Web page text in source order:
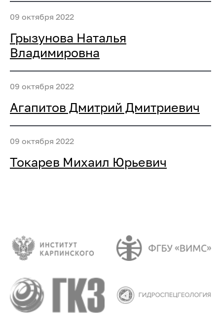
09 октября 2022
Грызунова Наталья
Владимировна
09 октября 2022
Агапитов Дмитрий Дмитриевич
09 октября 2022
Токарев Михаил Юрьевич